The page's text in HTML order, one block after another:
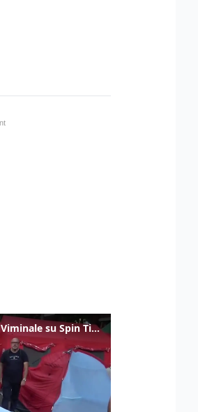
Gualtieri: "Responsabilità del Viminale su Spin Time? La posizione dei partiti è nota"